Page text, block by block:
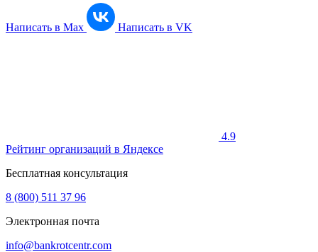
Написать в Max Написать в VK
4.9
Рейтинг организаций в Яндексе
Бесплатная консультация
8 (800) 511 37 96
Электронная почта
info@bankrotcentr.com